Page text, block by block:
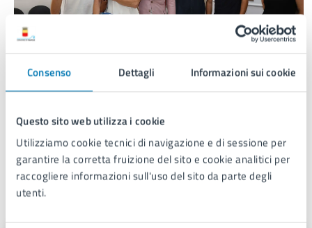
Consenso Dettagli Informazioni sui cookie
Questo sito web utilizza i cookie
Utilizziamo cookie tecnici di navigazione e di sessione per
garantire la corretta fruizione del sito e cookie analitici per
raccogliere informazioni sull'uso del sito da parte degli
utenti.
Video
Luoghi